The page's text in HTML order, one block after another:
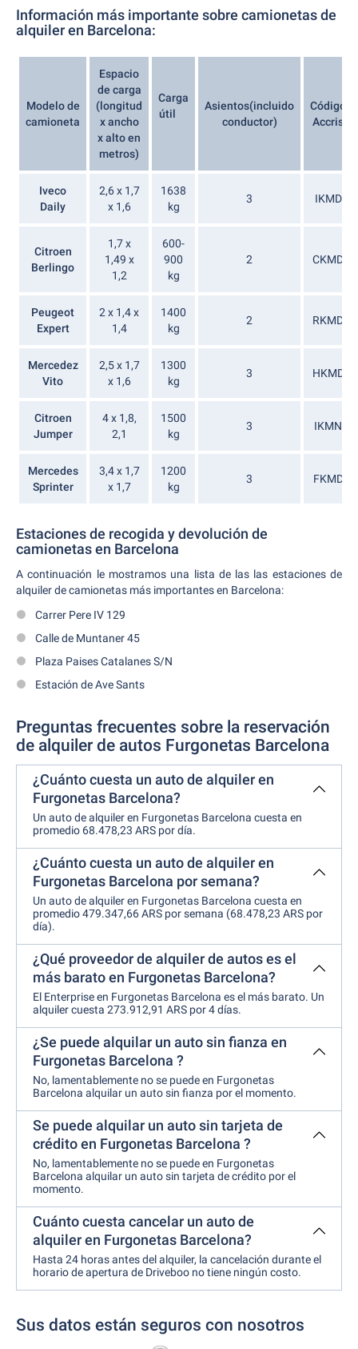
Información más importante sobre camionetas de
alquiler en Barcelona:
Modelo de
camioneta
Espacio
de carga
(longitud
x ancho
x alto en
metros)
Carga
útil
Asientos(incluido
conductor)
Código
Accris
Iveco
Daily
2,6 x 1,7
x 1,6
1638
kg
3 IKMD
Citroen
Berlingo
1,7 x
1,49 x
1,2
600-
900
kg
2 CKMD
Peugeot
Expert
2 x 1,4 x
1,4
1400
kg
2 RKMD
Mercedez
Vito
2,5 x 1,7
x 1,6
1300
kg
3 HKMD
Citroen
Jumper
4 x 1,8,
2,1
1500
kg
3 IKMN
Mercedes
Sprinter
3,4 x 1,7
x 1,7
1200
kg
3 FKMD
Estaciones de recogida y devolución de
camionetas en Barcelona
A continuación le mostramos una lista de las las estaciones de
alquiler de camionetas más importantes en Barcelona:
Carrer Pere IV 129
Calle de Muntaner 45
Plaza Paises Catalanes S/N
Estación de Ave Sants
Preguntas frecuentes sobre la reservación
de alquiler de autos Furgonetas Barcelona
¿Cuánto cuesta un auto de alquiler en
Furgonetas Barcelona?
Un auto de alquiler en Furgonetas Barcelona cuesta en
promedio 68.478,23 ARS por día.
¿Cuánto cuesta un auto de alquiler en
Furgonetas Barcelona por semana?
Un auto de alquiler en Furgonetas Barcelona cuesta en
promedio 479.347,66 ARS por semana (68.478,23 ARS por
día).
¿Qué proveedor de alquiler de autos es el
más barato en Furgonetas Barcelona?
El Enterprise en Furgonetas Barcelona es el más barato. Un
alquiler cuesta 273.912,91 ARS por 4 días.
¿Se puede alquilar un auto sin fianza en
Furgonetas Barcelona ?
No, lamentablemente no se puede en Furgonetas
Barcelona alquilar un auto sin fianza por el momento.
Se puede alquilar un auto sin tarjeta de
crédito en Furgonetas Barcelona ?
No, lamentablemente no se puede en Furgonetas
Barcelona alquilar un auto sin tarjeta de crédito por el
momento.
Cuánto cuesta cancelar un auto de
alquiler en Furgonetas Barcelona?
Hasta 24 horas antes del alquiler, la cancelación durante el
horario de apertura de Driveboo no tiene ningún costo.
Sus datos están seguros con nosotros